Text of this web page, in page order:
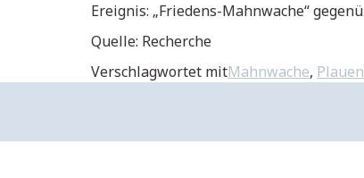
Ereignis: „Friedens-Mahnwache“
Quelle: Recherche
Verschlagwortet mitMahnwache, Plauen